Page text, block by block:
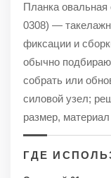
Планка
0308) —
фиксации и
обычно
собрать или
силовой узел;
размер,
ГДЕ